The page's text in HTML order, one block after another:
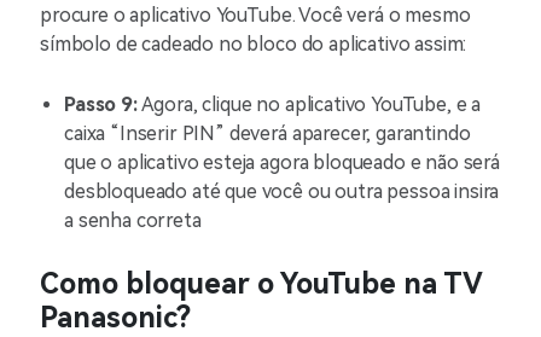
procure o aplicativo YouTube. Você verá o mesmo
símbolo de cadeado no bloco do aplicativo assim:
Passo 9:Agora, clique no aplicativo YouTube, e a
caixa “Inserir PIN” deverá aparecer, garantindo
que o aplicativo esteja agora bloqueado e não será
desbloqueado até que você ou outra pessoa insira
a senha correta
Como bloquear o YouTube na TV
Panasonic?